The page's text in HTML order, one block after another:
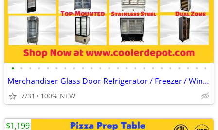
• • • • • • • • • • • • • • • • • • • • • • •
Merchandiser Glass Door Refrigerator / Freezer / Wine Cooler
7/31 100% NEW
$1,199